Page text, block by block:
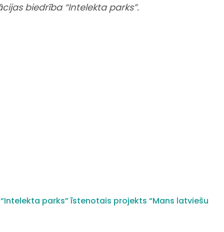
biedrība “Intelekta parks”.
parks” īstenotais projekts “Mans latviešu